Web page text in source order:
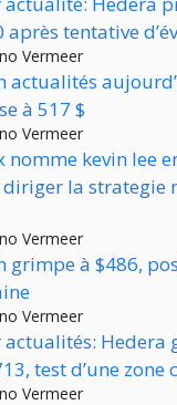
après tentative
Vermeer
actualités
à 517 $
Vermeer
nomme kevin lee
la strategie
Vermeer
grimpe à $486,
Vermeer
actualités: Hedera
test d’une
Vermeer